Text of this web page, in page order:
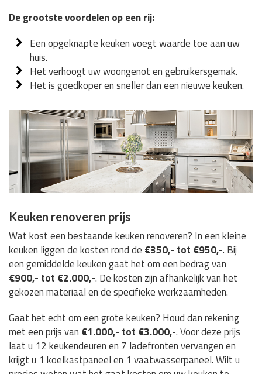
De grootste voordelen op een rij:
Een opgeknapte keuken voegt waarde toe aan uw
huis.
Het verhoogt uw woongenot en gebruikersgemak.
Het is goedkoper en sneller dan een nieuwe keuken.
Keuken renoveren prijs
Wat kost een bestaande keuken renoveren? In een kleine
keuken liggen de kosten rond de €350,- tot €950,-. Bij
een gemiddelde keuken gaat het om een bedrag van
€900,- tot €2.000,-. De kosten zijn afhankelijk van het
gekozen materiaal en de specifieke werkzaamheden.
Gaat het echt om een grote keuken? Houd dan rekening
met een prijs van €1.000,- tot €3.000,-. Voor deze prijs
laat u 12 keukendeuren en 7 ladefronten vervangen en
krijgt u 1 koelkastpaneel en 1 vaatwasserpaneel. Wilt u